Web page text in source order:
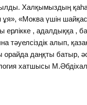
Халқымыздың
ұя», «Моква үшін
, адалдыққа ,
алып,
Осы орайда даңқты
хатшысы